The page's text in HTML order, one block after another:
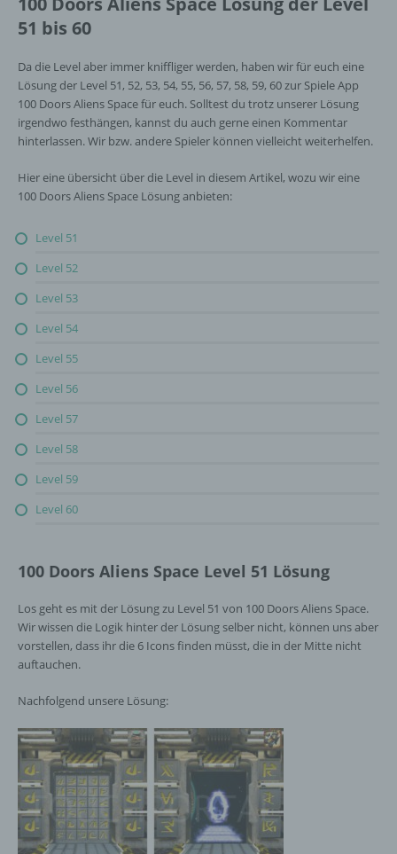
51 bis 60
Da die Level aber immer kniffliger werden, haben wir für euch eine
Lösung der Level 51, 52, 53, 54, 55, 56, 57, 58, 59, 60 zur Spiele App
100 Doors Aliens Space für euch. Solltest du trotz unserer Lösung
irgendwo festhängen, kannst du auch gerne einen Kommentar
hinterlassen. Wir bzw. andere Spieler können vielleicht weiterhelfen.
Hier eine übersicht über die Level in diesem Artikel, wozu wir eine
100 Doors Aliens Space Lösung anbieten:
Level 51
Level 52
Level 53
Level 54
Level 55
Level 56
Level 57
Level 58
Level 59
Level 60
100 Doors Aliens Space Level 51 Lösung
Los geht es mit der Lösung zu Level 51 von 100 Doors Aliens Space.
Wir wissen die Logik hinter der Lösung selber nicht, können uns aber
vorstellen, dass ihr die 6 Icons finden müsst, die in der Mitte nicht
auftauchen.
Nachfolgend unsere Lösung: